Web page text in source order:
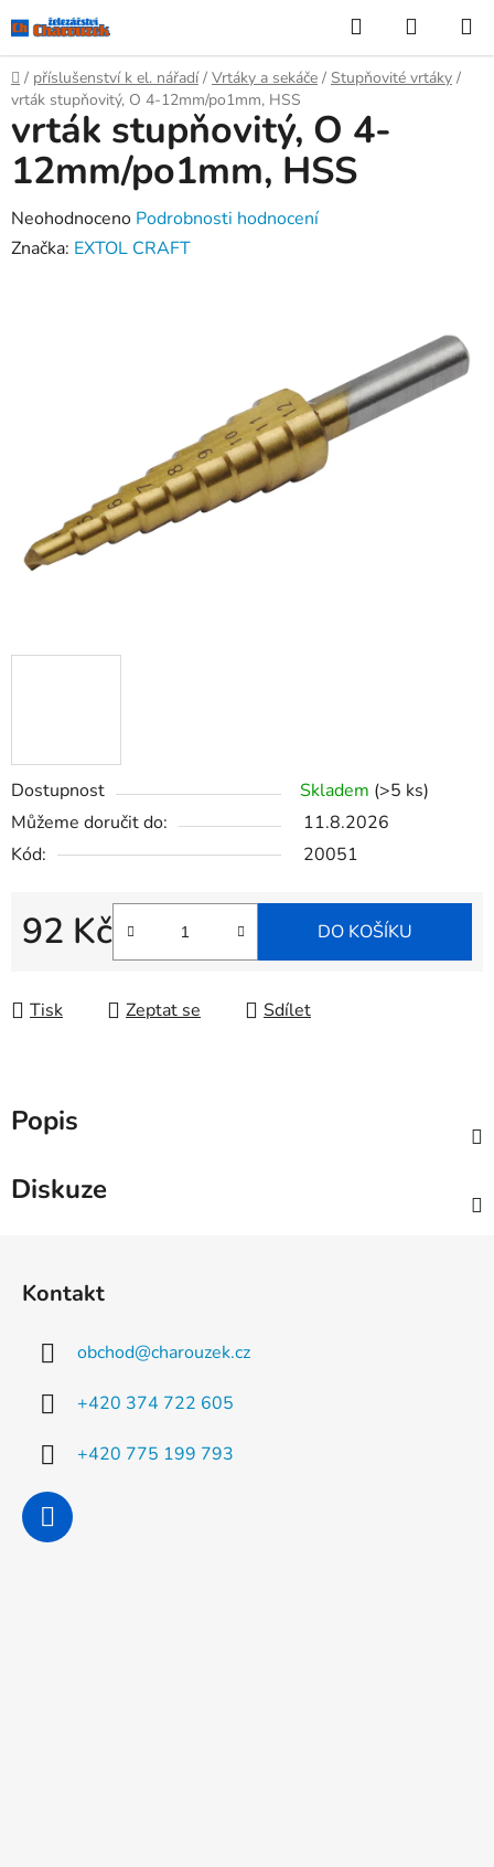
na
obsah
Hledat
KOŠÍK
Domů
/ příslušenství k el. nářadí / Vrtáky a sekáče / Stupňovité vrtáky /
vrták stupňovitý, O 4-12mm/po1mm, HSS
Dostupnost Skladem (>5 ks)
Můžeme doručit do:
11.8.2026
Kód:
20051
92 Kč
Měrná cena:
DO KOŠÍKU
Tisk Zeptat se Sdílet
vrták stupňovitý, O 4-
12mm/po1mm, HSS
Průměrné
hodnocení
Neohodnoceno Podrobnosti hodnocení
Značka: EXTOL CRAFT
Popis
Diskuze
Kontakt
obchod@charouzek.cz
+420 374 722 605
+420 775 199 793